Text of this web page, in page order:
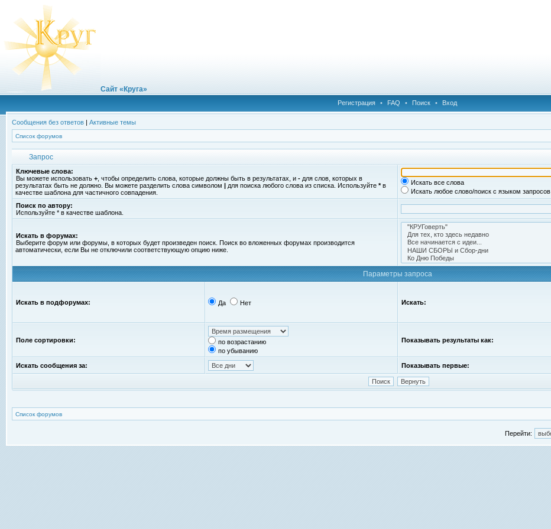
Сайт «Круга»
Регистрация • FAQ • Поиск • Вход
Сообщения без ответов | Активные темы
Список форумов
Запрос
Ключевые слова:
Вы можете использовать + , чтобы определить слова, которые должны быть в результатах, и - для слов, которых в
результатах быть не должно. Вы можете разделить слова символом | для поиска любого слова из списка. Используйте *в
качестве шаблона для частичного совпадения.
Искать все слова
Искать любое слово/поиск с языком запросов
Поиск по автору:
Используйте * в качестве шаблона.
Искать в форумах:
Выберите форум или форумы, в которых будет произведен поиск. Поиск во вложенных форумах производится
автоматически, если Вы не отключили соответствующую опцию ниже.
Параметры запроса
Искать в подфорумах: Да Нет Искать:
Поле сортировки:
по возрастанию
по убыванию
Показывать результаты как:
Искать сообщения за: Показывать первые:
Список форумов
Перейти: